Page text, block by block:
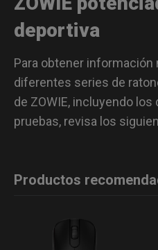
deportiva
Para obtener información
diferentes series de
de ZOWIE, incluyendo
pruebas, revisa los
Productos